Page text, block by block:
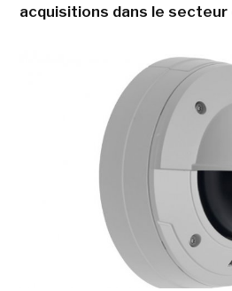
acquisitions dans le secteur